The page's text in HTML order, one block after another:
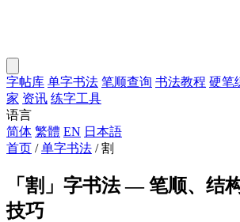
字帖库 单字书法 笔顺查询 书法教程 硬笔
家 资讯 练字工具
语言
简体 繁體 EN 日本語
首页 / 单字书法 / 割
「割」字书法 — 笔顺、结
技巧